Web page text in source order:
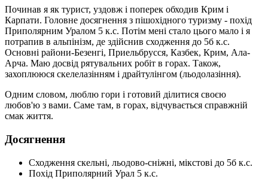
Починав я як турист, уздовж і поперек обходив Крим і
Карпати. Головне досягнення з пішохідного туризму - похід
Приполярним Уралом 5 к.с. Потім мені стало цього мало і я
потрапив в альпінізм, де здійснив сходження до 5б к.с.
Основні райони-Безенгі, Приельбрусся, Казбек, Крим, Ала-
Арча. Маю досвід рятувальних робіт в горах. Також,
захоплююся скелелазінням і драйтулінгом (льодолазіння).
Одним словом, люблю гори і готовий ділитися своєю
любов'ю з вами. Саме там, в горах, відчувається справжній
смак життя.
Досягнення
Сходження скельні, льодово-сніжні, мікстові до 5б к.с.
Похід Приполярний Урал 5 к.с.